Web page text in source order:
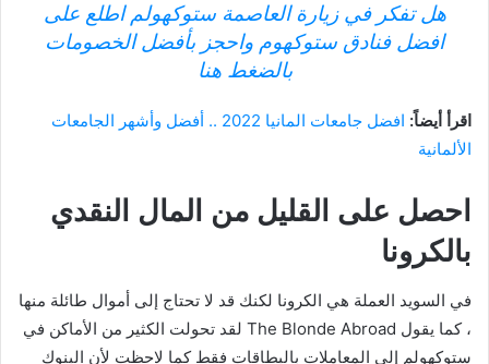
هل تفكر في زيارة العاصمة ستوكهولم اطلع على
افضل فنادق ستوكهوم واحجز بأفضل الخصومات
بالضغط هنا
اقرأ أيضاً:
افضل جامعات المانيا 2022 .. أفضل وأشهر الجامعات
الألمانية
احصل على القليل من المال النقدي
بالكرونا
في السويد العملة هي الكرونا لكنك قد لا تحتاج إلى أموال طائلة منها
، كما يقول The Blonde Abroad لقد تحولت الكثير من الأماكن في
ستوكهولم إلى المعاملات بالبطاقات فقط كما لاحظت لأن البنوك